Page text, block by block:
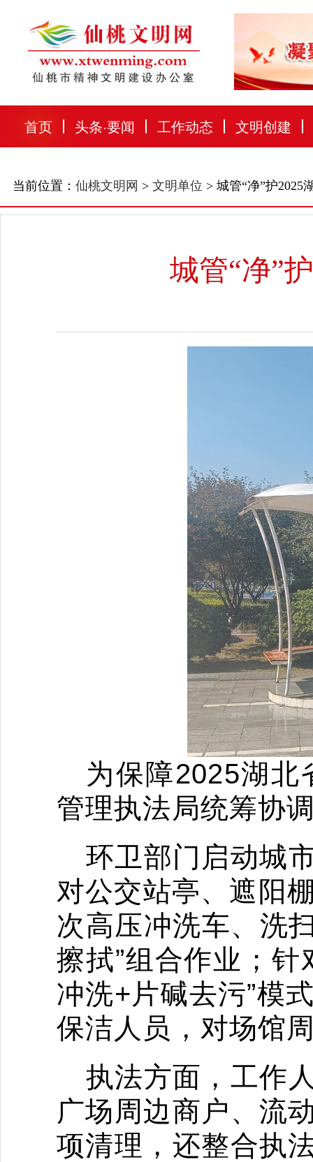
首页 头条·要闻 工作动态 文明创建
当前位置： 仙桃文明网 > 文明单位 > 城管“净”护2025
城管“净”
为保障2025湖北
管理执法局统筹协
环卫部门启动城
对公交站亭、遮阳
次高压冲洗车、洗
擦拭”组合作业；
冲洗+片碱去污”模
保洁人员，对场馆
执法方面，工作
广场周边商户、流
项清理，还整合执